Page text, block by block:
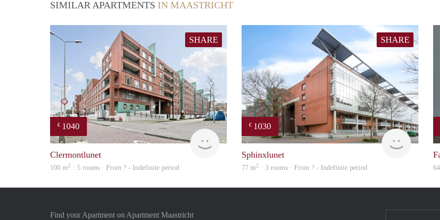
SIMILAR APARTMENTS IN MAASTRICHT
SHARE
€ 1040
finder
Clermontlunet
100 m2 · 5 rooms · From ? - Indefinite period
SHARE
€ 1030
finder
Sphinxlunet
77 m2 · 3 rooms · From ? - Indefinite period
Find your Apartment on Apartment Maastricht